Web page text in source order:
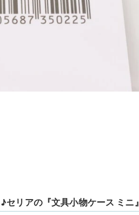
リアの『文具小物ケース ミニ』